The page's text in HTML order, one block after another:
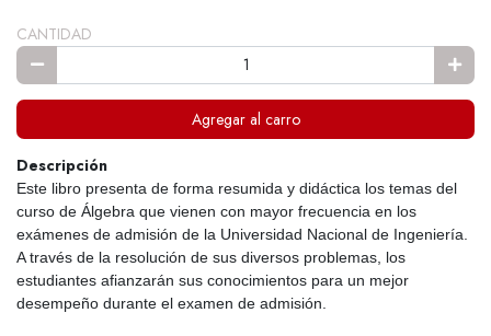
CANTIDAD
Agregar al carro
Descripción
Este libro presenta de forma resumida y didáctica los temas del
curso de Álgebra que vienen con mayor frecuencia en los
exámenes de admisión de la Universidad Nacional de Ingeniería.
A través de la resolución de sus diversos problemas, los
estudiantes afianzarán sus conocimientos para un mejor
desempeño durante el examen de admisión.